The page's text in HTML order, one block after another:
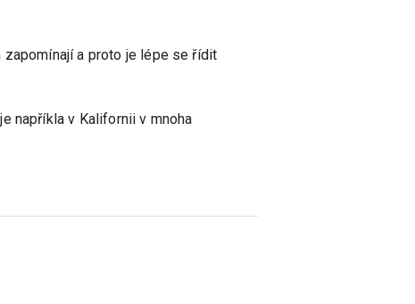
a proto je lépe se řídit
napříkla v Kalifornii v mnoha